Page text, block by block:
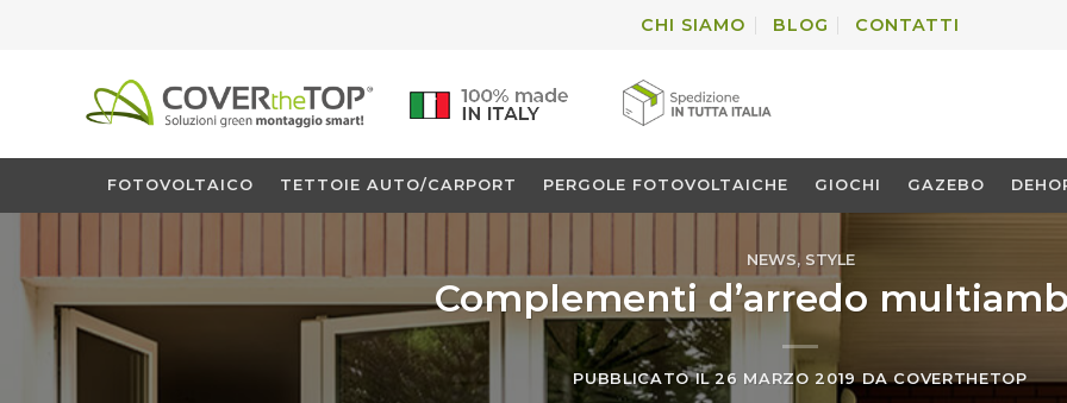
CHI SIAMO BLOG CONTATTI
FOTOVOLTAICO TETTOIE AUTO/CARPORT PERGOLE FOTOVOLTAICHE GIOCHI GAZEBO
NEWS, STYLE
Complementi d’arredo
PUBBLICATO IL26 MARZO 2019 DACOVERTHETOP